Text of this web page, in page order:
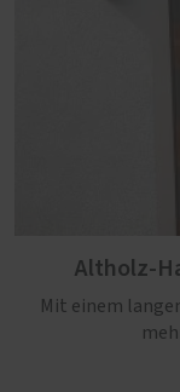
Altholz-
Mit einem